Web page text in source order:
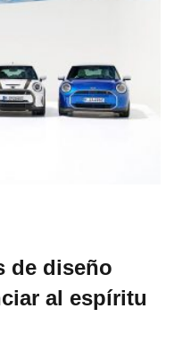
de diseño
al espíritu